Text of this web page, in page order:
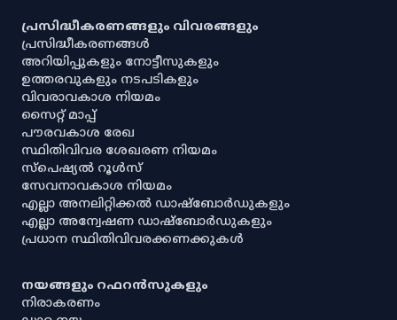
പ്രസിദ്ധീകരണങ്ങളും വിവരങ്ങളും
പ്രസിദ്ധീകരണങ്ങൾ
അറിയിപ്പുകളും നോട്ടീസുകളും
ഉത്തരവുകളും നടപടികളും
വിവരാവകാശ നിയമം
സൈറ്റ് മാപ്പ്
പൗരവകാശ രേഖ
സ്ഥിതിവിവര ശേഖരണ നിയമം
സ്‌പെഷ്യൽ റൂൾസ്
സേവനാവകാശ നിയമം
എല്ലാ അനലിറ്റിക്കൽ ഡാഷ്‌ബോർഡുകളും
എല്ലാ അന്വേഷണ ഡാഷ്‌ബോർഡുകളും
പ്രധാന സ്ഥിതിവിവരക്കണക്കുകൾ
നയങ്ങളും റഫറൻസുകളും
നിരാകരണം